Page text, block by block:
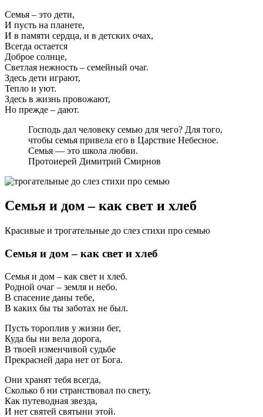
Семья – это дети,
И пусть на планете,
И в памяти сердца, и в детских очах,
Всегда остается
Доброе солнце,
Светлая нежность – семейный очаг.
Здесь дети играют,
Тепло и уют.
Здесь в жизнь провожают,
Но прежде – дают.
Господь дал человеку семью для чего? Для того,
чтобы семья привела его в Царствие Небесное.
Семья — это школа любви.
Протоиерей Димитрий Смирнов
Семья и дом – как свет и хлеб
Красивые и трогательные до слез стихи про семью
Семья и дом – как свет и хлеб
Семья и дом – как свет и хлеб.
Родной очаг – земля и небо.
В спасение даны тебе,
В каких бы ты заботах не был.
Пусть тороплив у жизни бег,
Куда бы ни вела дорога,
В твоей изменчивой судьбе
Прекрасней дара нет от Бога.
Они хранят тебя всегда,
Сколько б ни странствовал по свету,
Как путеводная звезда,
И нет святей святыни этой.